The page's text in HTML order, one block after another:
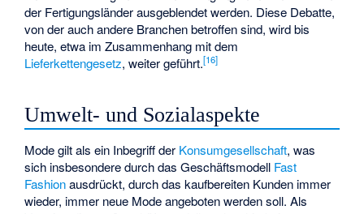
der Fertigungsländer ausgeblendet werden. Diese Debatte,
von der auch andere Branchen betroffen sind, wird bis
heute, etwa im Zusammenhang mit dem
Lieferkettengesetz, weiter geführt.[16]
Umwelt- und Sozialaspekte
Mode gilt als ein Inbegriff der Konsumgesellschaft, was
sich insbesondere durch das Geschäftsmodell Fast
Fashionausdrückt, durch das kaufbereiten Kunden immer
wieder, immer neue Mode angeboten werden soll. Als